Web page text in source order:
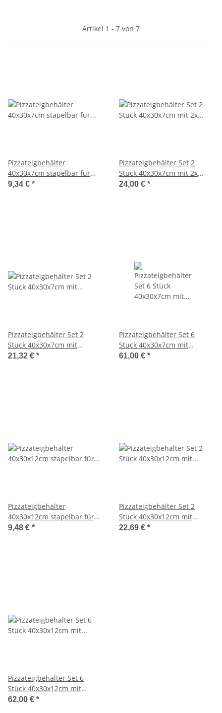
Artikel 1 - 7 von 7
Pizzateigbehälter
40x30x7cm stapelbar für
Pizzeria und Hobby
9,34 € *
Pizzateigbehälter Set 2
Stück 40x30x7cm mit 2x
Auflagedeckel stapelbar für
24,00 € *
Pizzateigbehälter Set 2
Stück 40x30x7cm mit
Auflagedeckel stapelbar für
21,32 € *
Pizzateigbehälter Set 6
Stück 40x30x7cm mit
Auflagedeckel stapelbar für
61,00 € *
Pizzateigbehälter
40x30x12cm stapelbar für
Pizzeria und Hobby
9,48 € *
Pizzateigbehälter Set 2
Stück 40x30x12cm mit
Auflagedeckel stapelbar für
22,69 € *
Pizzateigbehälter Set 6
Stück 40x30x12cm mit
Auflagedeckel stapelbar für
62,00 € *